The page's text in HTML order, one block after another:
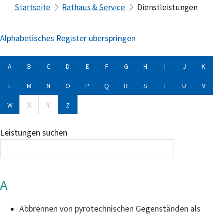
Startseite Rathaus & Service Dienstleistungen
Alphabetisches Register überspringen
A B C D E F G H I J K
L M N O P Q R S T U V
W X Y Z
Leistungen suchen
A
Abbrennen von pyrotechnischen Gegenständen als